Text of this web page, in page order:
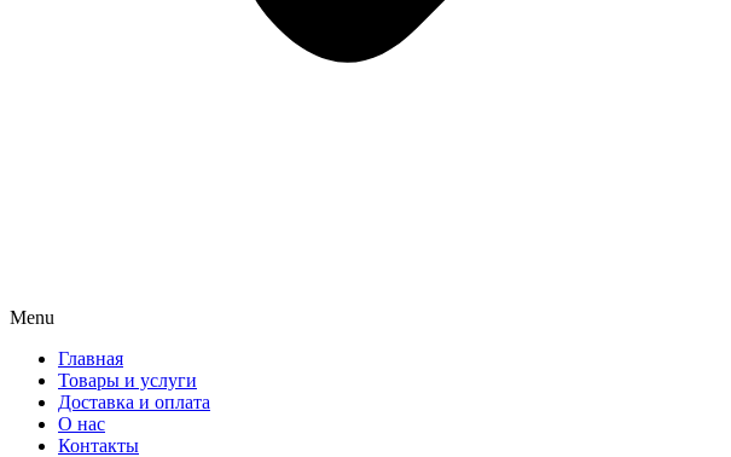
Menu
Главная
Товары и услуги
Доставка и оплата
О нас
Контакты